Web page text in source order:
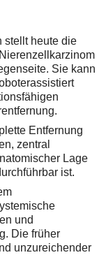
stellt heute die
Sie kann
Entfernung
zentral
Lage
ist.
und
Die früher
unzureichender